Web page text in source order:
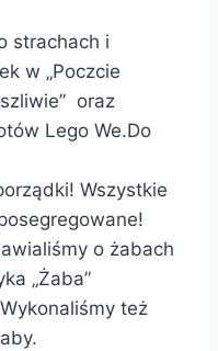
strachach i
w „Poczcie
oraz
Lego We.Do
Wszystkie
o żabach
„Żaba”
też